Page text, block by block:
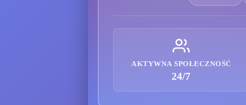
AKTYWNA SPOŁECZNOŚĆ
24/7